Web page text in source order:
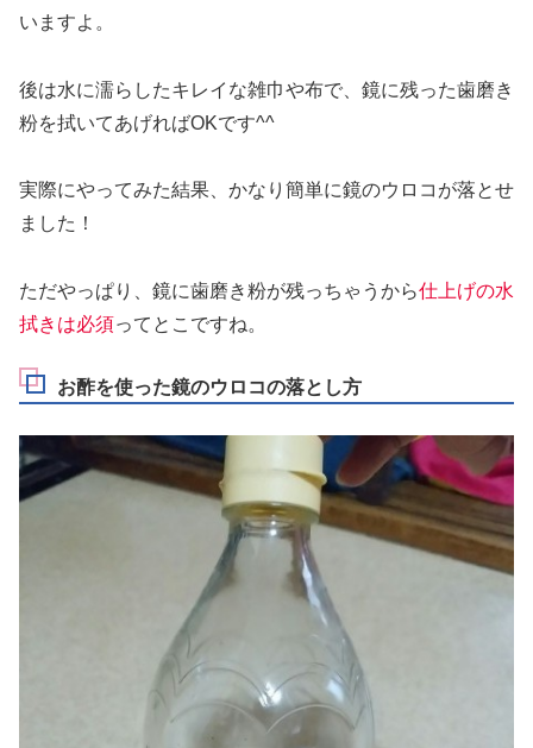
いますよ。
後は水に濡らしたキレイな雑巾や布で、鏡に残った歯磨き
粉を拭いてあげればOKです^^
実際にやってみた結果、かなり簡単に鏡のウロコが落とせ
ました！
ただやっぱり、鏡に歯磨き粉が残っちゃうから仕上げの水
拭きは必須ってとこですね。
お酢を使った鏡のウロコの落とし方